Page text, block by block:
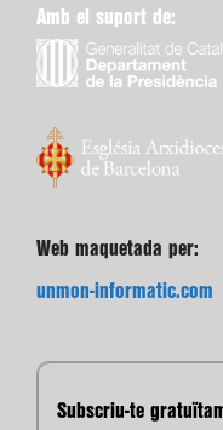
Amb el suport de:
Web maquetada per:
unmon-informatic.com
Subscriu-te